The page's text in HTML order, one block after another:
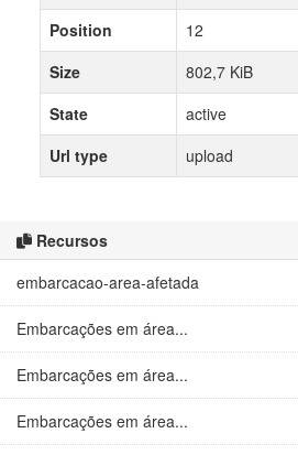
Recursos
embarcacao-area-afetada
Embarcações em área...
Embarcações em área...
Embarcações em área...
Position
12
Size
802,7 KiB
State
active
Url type
upload